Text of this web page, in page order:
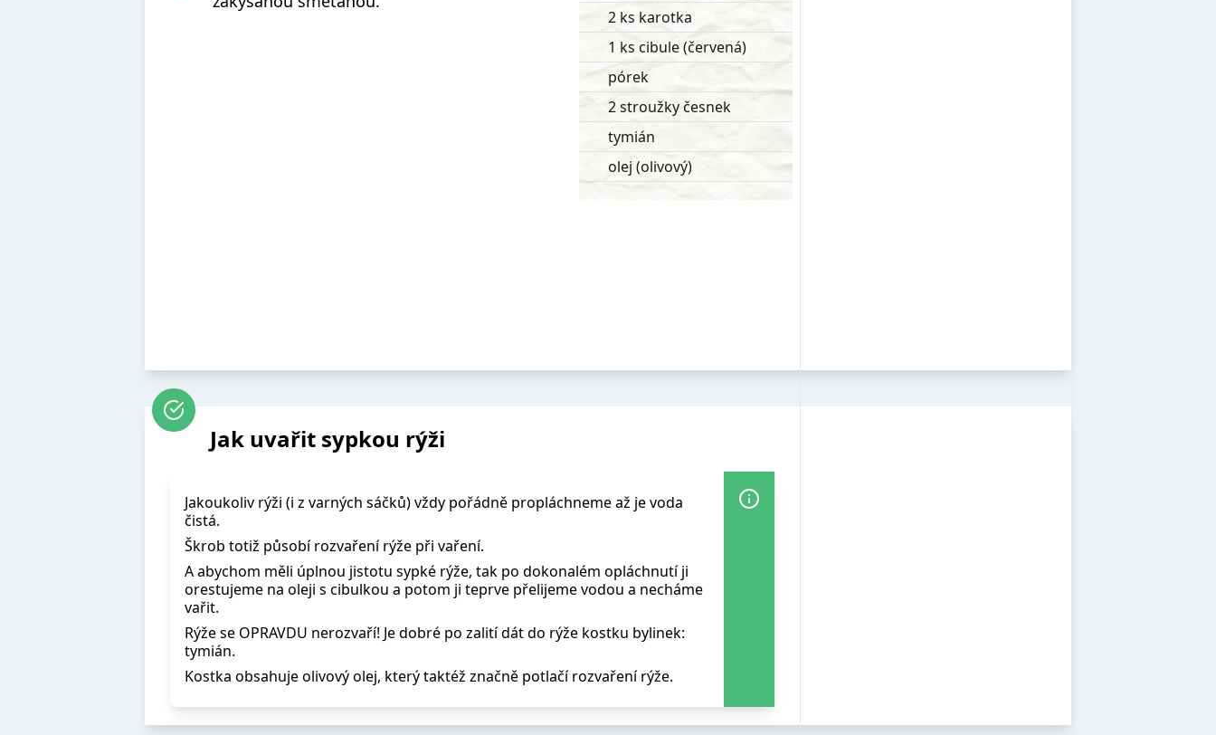
2 ks karotka
1 ks cibule (červená)
pórek
2 stroužky česnek
tymián
olej (olivový)
Jak uvařit sypkou rýži
Jakoukoliv rýži (i z varných sáčků) vždy pořádně propláchneme až je voda
čistá.
Škrob totiž působí rozvaření rýže při vaření.
A abychom měli úplnou jistotu sypké rýže, tak po dokonalém opláchnutí ji
orestujeme na oleji s cibulkou a potom ji teprve přelijeme vodou a necháme
vařit.
Rýže se OPRAVDU nerozvaří! Je dobré po zalití dát do rýže kostku bylinek:
tymián.
Kostka obsahuje olivový olej, který taktéž značně potlačí rozvaření rýže.